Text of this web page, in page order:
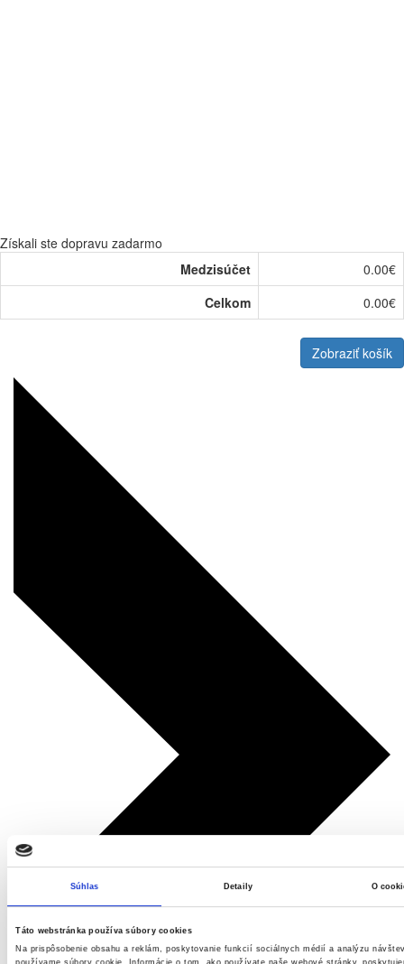
Súhlas Detaily O
Táto webstránka používa súbory cookies
Na prispôsobenie obsahu a reklám, poskytovanie funkcií sociálnych médií a analýzu
používame súbory cookie. Informácie o tom, ako používate naše webové stránky,
Získali ste dopravu zadarmo
Medzisúčet
0.00€
Celkom
0.00€
Zobraziť košík